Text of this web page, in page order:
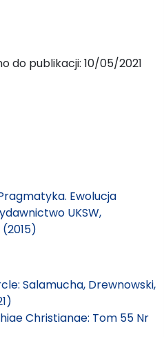
do publikacji: 10/05/2021
Ewolucja
UKSW,
Salamucha, Drewnowski,
Christianae: Tom 55 Nr